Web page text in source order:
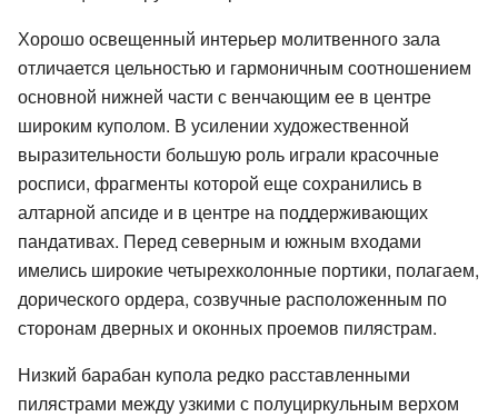
Хорошо освещенный интерьер молитвенного зала
отличается цельностью и гармоничным соотношением
основной нижней части с венчающим ее в центре
широким куполом. В усилении художественной
выразительности большую роль играли красочные
росписи, фрагменты которой еще сохранились в
алтарной апсиде и в центре на поддерживающих
пандативах. Перед северным и южным входами
имелись широкие четырехколонные портики, полагаем,
дорического ордера, созвучные расположенным по
сторонам дверных и оконных проемов пилястрам.
Низкий барабан купола редко расставленными
пилястрами между узкими с полуциркульным верхом